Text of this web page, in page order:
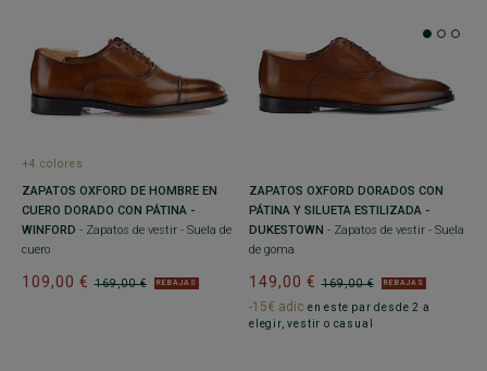
+4 colores
ZAPATOS OXFORD DE HOMBRE EN
CUERO DORADO CON PÁTINA -
WINFORD - Zapatos de vestir - Suela de
cuero
169,00 €
109,00 € REBAJAS
ZAPATOS OXFORD DORADOS CON
PÁTINA Y SILUETA ESTILIZADA -
DUKESTOWN - Zapatos de vestir - Suela
de goma
169,00 €
149,00 € REBAJAS
-15€ adic en este par desde 2 a
elegir, vestir o casual